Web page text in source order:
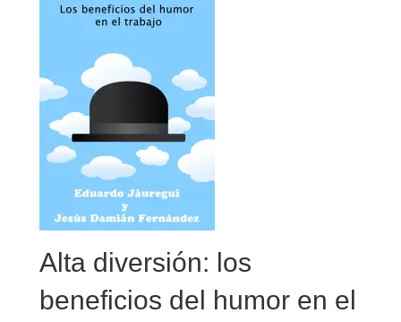
Alta diversión: los
beneficios del humor en el